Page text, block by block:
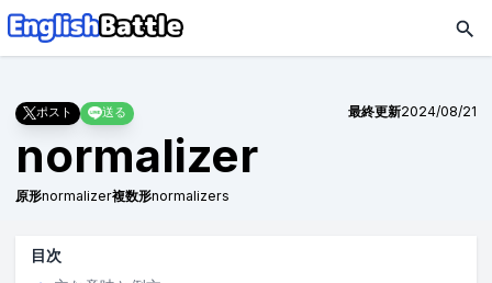
ポスト 送る 最終更新2024/08/21
normalizer
原形normalizer複数形normalizers
目次